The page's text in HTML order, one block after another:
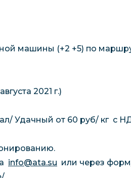
машины (+2 +5) по
2021 г.)
Удачный от 60 руб/ кг c
info@ata.su или через